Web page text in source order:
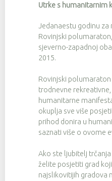
Utrke s humanitarnim
Jedanaestu godinu za
Rovinjski
sjeverno-zapadnoj
2015.
Rovinjski polumaraton
trodnevne
humanitarne
okuplja sve više
prihod donira u
saznati više o ovome
Ako ste ljubitelj
želite posjetiti grad
najslikovitijih gradova